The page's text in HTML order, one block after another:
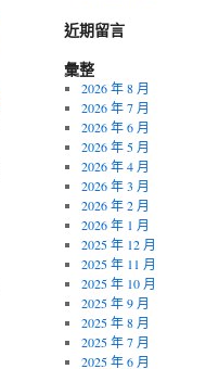
近期留言
彙整
2026 年 8 月
2026 年 7 月
2026 年 6 月
2026 年 5 月
2026 年 4 月
2026 年 3 月
2026 年 2 月
2026 年 1 月
2025 年 12 月
2025 年 11 月
2025 年 10 月
2025 年 9 月
2025 年 8 月
2025 年 7 月
2025 年 6 月